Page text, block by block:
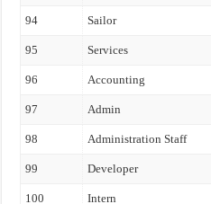
94 Sailor
95 Services
96 Accounting
97 Admin
98 Administration Staff
99 Developer
100 Intern